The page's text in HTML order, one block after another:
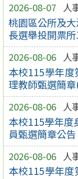
2026-08-07 人
桃園區公所及
長選舉投開票
2026-08-06 人
本校115學年
理教師甄選簡
2026-08-06 人
本校115學年度
員甄選簡章公告
2026-08-06 人
本校115學年